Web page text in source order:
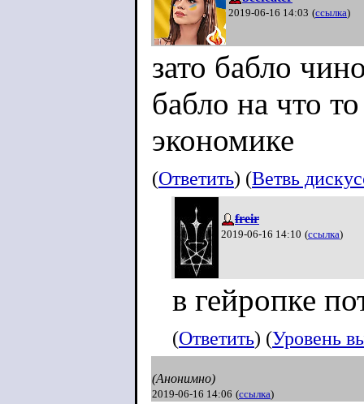
2019-06-16 14:03 (ссылка)
зато бабло
бабло на что
экономике
(Ответить) (Ветвь
freir
2019-06-16 14:10 (ссылка)
в гейропке
(Ответить) (Уровень
(Анонимно)
2019-06-16 14:06 (ссылка)